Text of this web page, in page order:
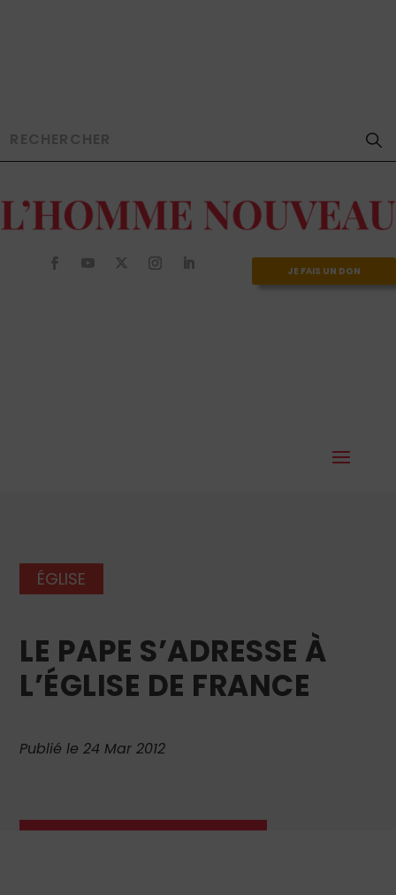
JE FAIS UN DON
ÉGLISE
LE PAPE S’ADRESSE À
L’ÉGLISE DE FRANCE
Publié le 24 Mar 2012